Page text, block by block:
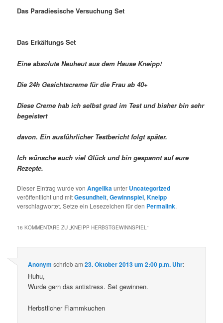
Das Paradiesische Versuchung Set
Das Erkältungs Set
Eine absolute Neuheut aus dem Hause Kneipp!
Die 24h Gesichtscreme für die Frau ab 40+
Diese Creme hab ich selbst grad im Test und bisher bin sehr
begeistert
davon. Ein ausführlicher Testbericht folgt später.
Ich wünsche euch viel Glück und bin gespannt auf eure
Rezepte.
Dieser Eintrag wurde vonAngelikaunter Uncategorized
veröffentlicht und mitGesundheit,Gewinnspiel,Kneipp
verschlagwortet. Setze ein Lesezeichen für den Permalink.
16 KOMMENTARE ZU „KNEIPP HERBSTGEWINNSPIEL“
Anonym schriebam23. Oktober 2013 um 2:00 p.m. Uhr:
Huhu,
Wurde gern das antistress. Set gewinnen.
Herbstlicher Flammkuchen